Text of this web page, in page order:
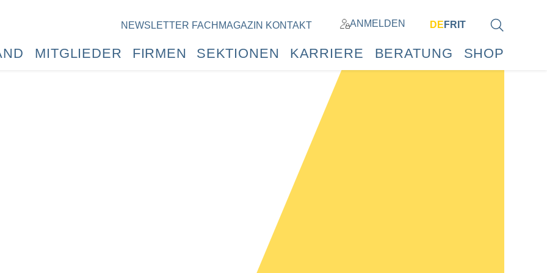
NEWSLETTER FACHMAGAZIN KONTAKT ANMELDEN DE FR IT
MITGLIEDER FIRMEN SEKTIONEN KARRIERE BERATUNG SHOP